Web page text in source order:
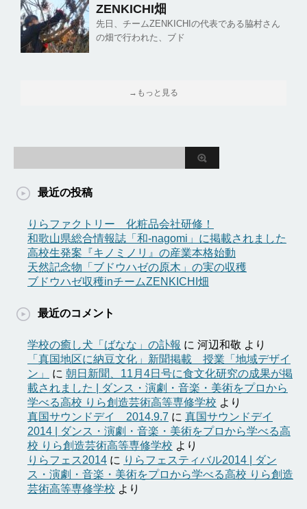
ZENKICHI畑
先日、チームZENKICHIの代表である脇村さん
の畑で行われた、ブド
→もっと見る
最近の投稿
りらファクトリー 化粧品会社研修！
和歌山県総合情報誌「和-nagomi」に掲載されました
高校生発案『キノミノリ』の産業本格始動
天然記念物「ブドウハゼの原木」の実の収穫
ブドウハゼ収穫inチームZENKICHI畑
最近のコメント
学校の癒し犬「ばなな」の訃報 に 河辺和敬 より
「真国地区に納豆文化」新聞掲載 授業「地域デザイ
ン」
に 朝日新聞、11月4日号に食文化研究の成果が掲
載されました | ダンス・演劇・音楽・美術をプロから
学べる高校 りら創造芸術高等専修学校 より
真国サウンドデイ 2014.9.7 に 真国サウンドデイ
2014 | ダンス・演劇・音楽・美術をプロから学べる高
校 りら創造芸術高等専修学校 より
りらフェス2014 に りらフェスティバル2014 | ダン
ス・演劇・音楽・美術をプロから学べる高校 りら創造
芸術高等専修学校 より